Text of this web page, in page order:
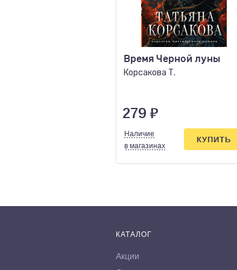
Время Черной луны
Корсакова Т.
279 ₽
Наличие
в магазинах
КУПИТЬ
КАТАЛОГ
Акции